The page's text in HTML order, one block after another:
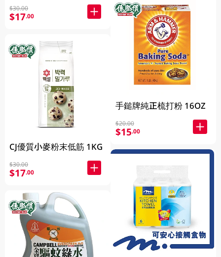
$30.00
$17.00
CJ優質小麥粉末低筋 1KG
$30.00
$17.00
手鎚牌純正梳打粉 16OZ
$20.00
$15.00